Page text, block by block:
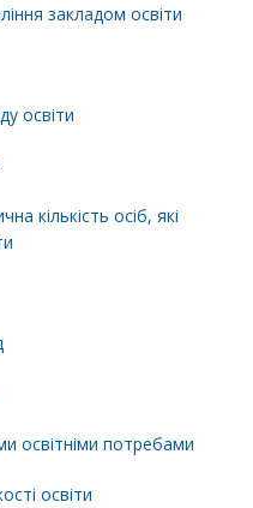
закладом освіти
освіти
кількість осіб, які
освітніми потребами
освіти